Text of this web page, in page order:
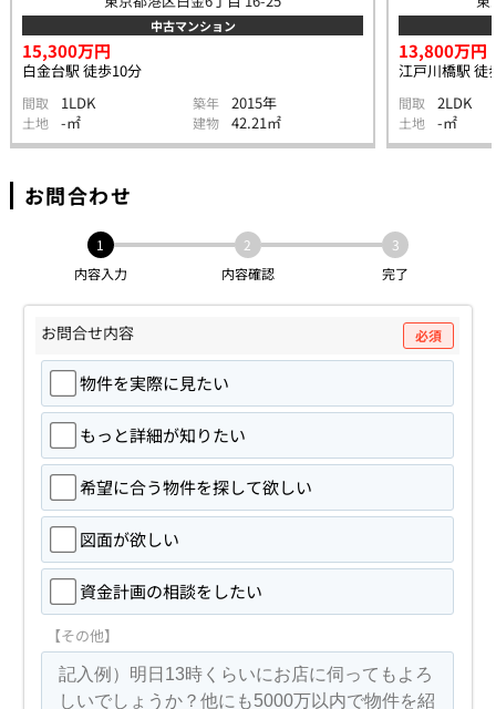
中古マンション
15,300万円
白金台駅 徒歩10分
間取 1LDK 築年 2015年
土地 -㎡ 建物 42.21㎡
13,800万円
江戸川橋駅 徒
間取 2LDK
土地 -㎡
お問合わせ
1
内容入力
2
内容確認
3
完了
お問合せ内容 必須
物件を実際に見たい
もっと詳細が知りたい
希望に合う物件を探して欲しい
図面が欲しい
資金計画の相談をしたい
【その他】